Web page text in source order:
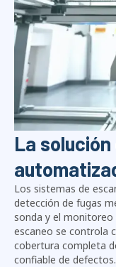
La
Los sistemas de
detección de fugas
sonda y el monitoreo
escaneo se controla
cobertura completa
confiable de